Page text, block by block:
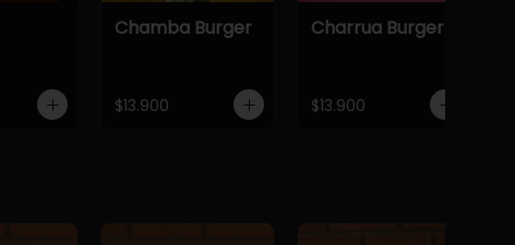
Chamba Burger
$13.900
Charrua Burger
$13.900